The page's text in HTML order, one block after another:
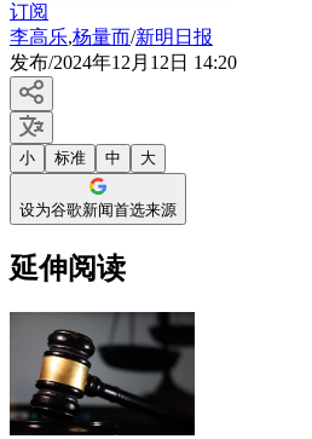
订阅
李高乐,杨量而/新明日报
发布/2024年12月12日 14:20
小 标准 中 大
设为谷歌新闻首选来源
延伸阅读